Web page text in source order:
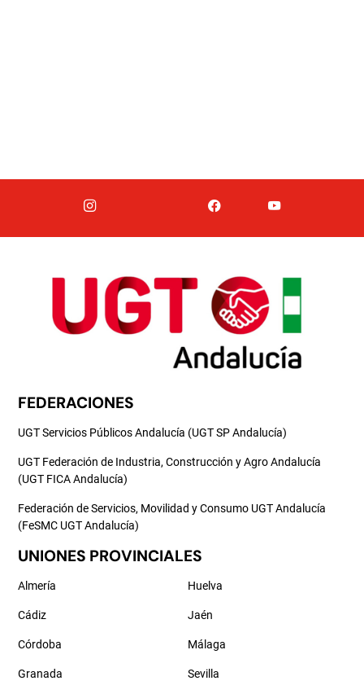
FEDERACIONES
UGT Servicios Públicos Andalucía (UGT SP Andalucía)
UGT Federación de Industria, Construcción y Agro Andalucía
(UGT FICA Andalucía)
Federación de Servicios, Movilidad y Consumo UGT Andalucía
(FeSMC UGT Andalucía)
UNIONES PROVINCIALES
Almería
Cádiz
Córdoba
Granada
Huelva
Jaén
Málaga
Sevilla